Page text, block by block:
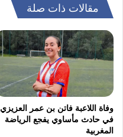
وحافظوا
على
المظلة
المدنية
الأوسع
مقالات ذات صلة
وفاة اللاعبة فاتن بن عمر العزيزي
في حادث مأساوي يفجع الرياضة
المغربية